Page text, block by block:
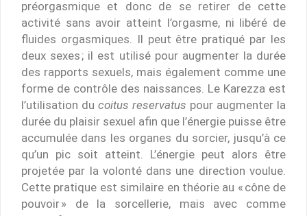
préorgasmique et donc de se retirer de cette
activité sans avoir atteint l’orgasme, ni libéré de
fluides orgasmiques. Il peut être pratiqué par les
deux sexes ; il est utilisé pour augmenter la durée
des rapports sexuels, mais également comme une
forme de contrôle des naissances. Le Karezza est
l’utilisation du coitus reservatus pour augmenter la
durée du plaisir sexuel afin que l’énergie puisse être
accumulée dans les organes du sorcier, jusqu’à ce
qu’un pic soit atteint. L’énergie peut alors être
projetée par la volonté dans une direction voulue.
Cette pratique est similaire en théorie au « cône de
pouvoir » de la sorcellerie, mais avec comme